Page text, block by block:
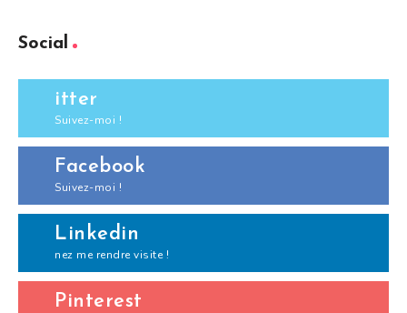
Social
itter
Suivez-moi !
Facebook
Suivez-moi !
Linkedin
nez me rendre visite !
Pinterest